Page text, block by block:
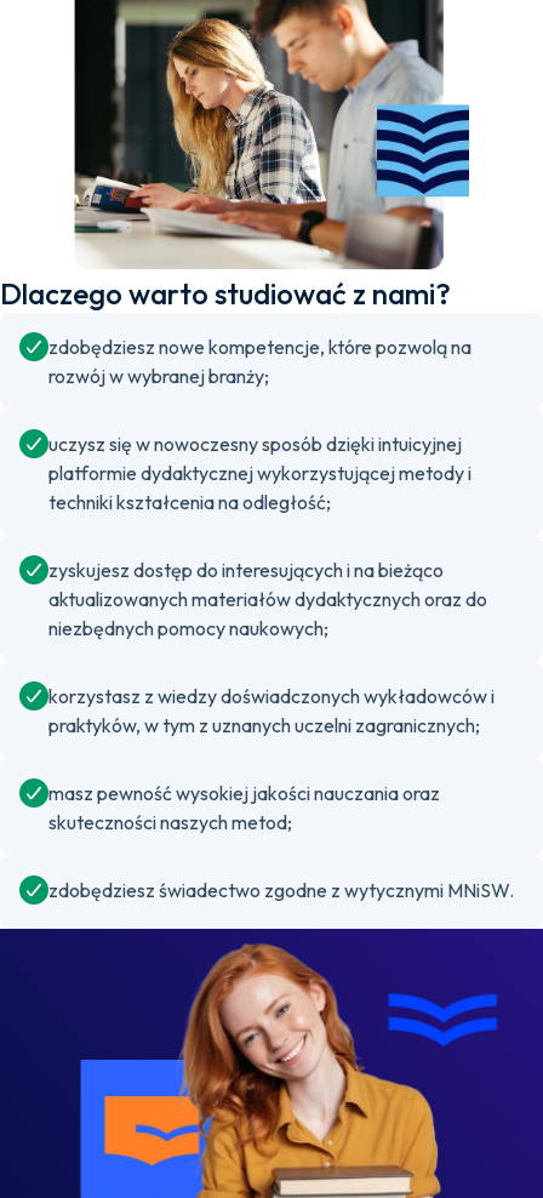
Dlaczego warto studiować z nami?
zdobędziesz nowe kompetencje, które pozwolą na
rozwój w wybranej branży;
uczysz się w nowoczesny sposób dzięki intuicyjnej
platformie dydaktycznej wykorzystującej metody i
techniki kształcenia na odległość;
zyskujesz dostęp do interesujących i na bieżąco
aktualizowanych materiałów dydaktycznych oraz do
niezbędnych pomocy naukowych;
korzystasz z wiedzy doświadczonych wykładowców i
praktyków, w tym z uznanych uczelni zagranicznych;
masz pewność wysokiej jakości nauczania oraz
skuteczności naszych metod;
zdobędziesz świadectwo zgodne z wytycznymi MNiSW.